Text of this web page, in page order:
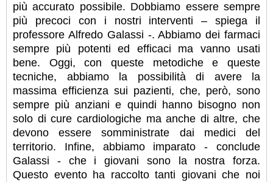
più accurato possibile. Dobbiamo essere sempre
più precoci con i nostri interventi – spiega il
professore Alfredo Galassi -. Abbiamo dei farmaci
sempre più potenti ed efficaci ma vanno usati
bene. Oggi, con queste metodiche e queste
tecniche, abbiamo la possibilità di avere la
massima efficienza sui pazienti, che, però, sono
sempre più anziani e quindi hanno bisogno non
solo di cure cardiologiche ma anche di altre, che
devono essere somministrate dai medici del
territorio. Infine, abbiamo imparato - conclude
Galassi - che i giovani sono la nostra forza.
Questo evento ha raccolto tanti giovani che noi